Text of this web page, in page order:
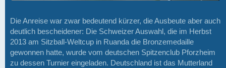
Die Anreise war zwar bedeutend kürzer, die Ausbeute aber auch
deutlich bescheidener: Die Schweizer Auswahl, die im Herbst
2013 am Sitzball-Weltcup in Ruanda die Bronzemedaille
gewonnen hatte, wurde vom deutschen Spitzenclub Pforzheim
zu dessen Turnier eingeladen. Deutschland ist das Mutterland